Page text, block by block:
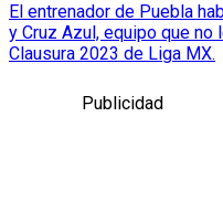
El entrenador de Puebla
y Cruz Azul, equipo que no
Clausura 2023 de Liga MX.
Publicidad